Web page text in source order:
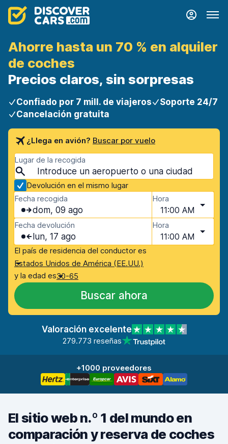
Ahorre hasta un 70 % en alquiler
de coches
Precios claros, sin sorpresas
Confiado por 7 mill. de viajeros
Soporte 24/7
Cancelación gratuita
¿Llega en avión? Buscar por vuelo
Lugar de la recogida
Devolución en el mismo lugar
Fecha recogida
dom, 09 ago
Hora
11:00 AM
Fecha devolución
lun, 17 ago
Hora
11:00 AM
El país de residencia del conductor es
Estados Unidos de América (EE.UU.)
y la edad es30-65
Buscar ahora
Valoración excelente
279.773 reseñas
+1000 proveedores
El sitio web n.º 1 del mundo en
comparación y reserva de coches